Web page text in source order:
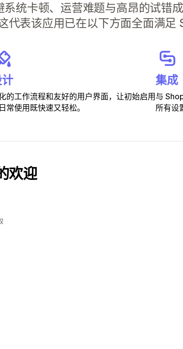
统卡顿、运营难题与高昂的试错
代表该应用已在以下方面全面满
的工作流程和友好的用户界面，让初始启用
常使用既快速又轻松。
集成
与
所有设
欢迎